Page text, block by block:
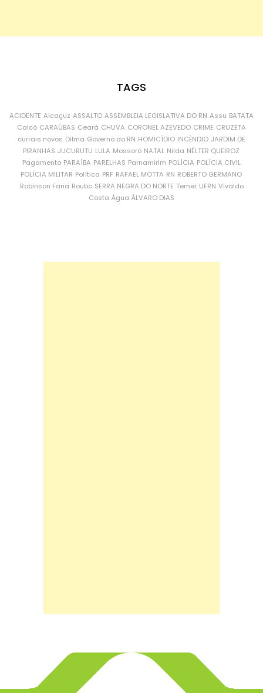
TAGS
ACIDENTE Alcaçuz ASSALTO ASSEMBLEIA LEGISLATIVA DO RN Assu BATATA
Caicó CARAÚBAS Ceará CHUVA CORONEL AZEVEDO CRIME CRUZETA
currais novos Dilma Governo do RN HOMICÍDIO INCÊNDIO JARDIM DE
PIRANHAS JUCURUTU LULA Mossoró NATAL Nilda NÉLTER QUEIROZ
Pagamento PARAÍBA PARELHAS Parnamirim POLÍCIA POLÍCIA CIVIL
POLÍCIA MILITAR Política PRF RAFAEL MOTTA RN ROBERTO GERMANO
Robinson Faria Roubo SERRA NEGRA DO NORTE Temer UFRN Vivaldo
Costa Água ÁLVARO DIAS